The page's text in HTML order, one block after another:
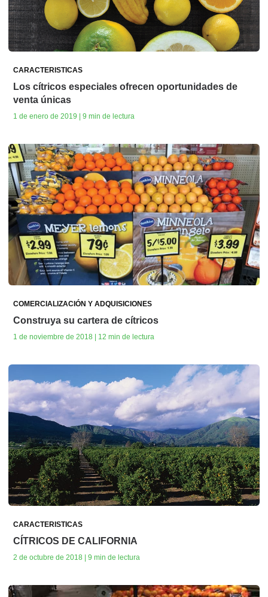
CARACTERISTICAS
Los cítricos especiales ofrecen oportunidades de
venta únicas
1 de enero de 2019 | 9 min de lectura
COMERCIALIZACIÓN Y ADQUISICIONES
Construya su cartera de cítricos
1 de noviembre de 2018 | 12 min de lectura
CARACTERISTICAS
CÍTRICOS DE CALIFORNIA
2 de octubre de 2018 | 9 min de lectura